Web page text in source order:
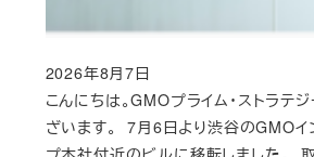
こんにちは。GMOプライム・ストラテ
ざいます。 7月6日より渋谷のGMOイ
Published
2026年8月7日